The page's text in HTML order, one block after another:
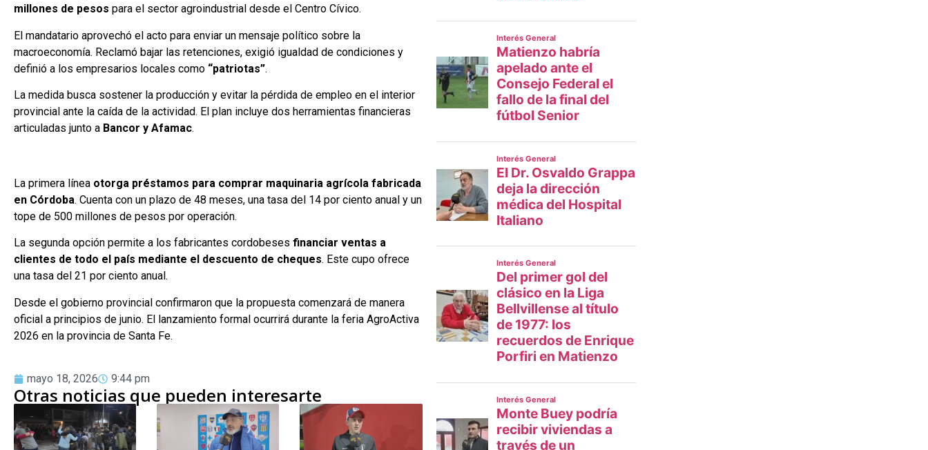
millones de pesos para el sector agroindustrial desde el Centro Cívico.
El mandatario aprovechó el acto para enviar un mensaje político sobre la
macroeconomía. Reclamó bajar las retenciones, exigió igualdad de condiciones y
definió a los empresarios locales como “patriotas”.
La medida busca sostener la producción y evitar la pérdida de empleo en el interior
provincial ante la caída de la actividad. El plan incluye dos herramientas financieras
articuladas junto a Bancor y Afamac.
La primera línea otorga préstamos para comprar maquinaria agrícola fabricada
en Córdoba. Cuenta con un plazo de 48 meses, una tasa del 14 por ciento anual y un
tope de 500 millones de pesos por operación.
La segunda opción permite a los fabricantes cordobeses financiar ventas a
clientes de todo el país mediante el descuento de cheques. Este cupo ofrece
una tasa del 21 por ciento anual.
Desde el gobierno provincial confirmaron que la propuesta comenzará de manera
oficial a principios de junio. El lanzamiento formal ocurrirá durante la feria AgroActiva
2026 en la provincia de Santa Fe.
mayo 18, 2026 9:44 pm
Otras noticias que pueden interesarte